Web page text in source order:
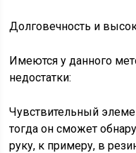
Долговечность и
Имеются у данного
недостатки:
Чувствительный
тогда он сможет
руку, к примеру, в